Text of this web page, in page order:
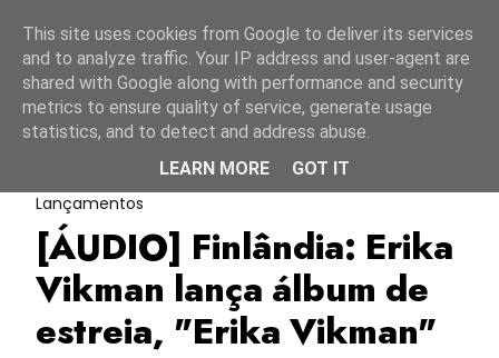
Erika Vikman Finlândia
Novos
Lançamentos
[ÁUDIO] Finlândia: Erika
Vikman lança álbum de
estreia, "Erika Vikman"
This site uses cookies from Google to deliver its services
and to analyze traffic. Your IP address and user-agent are
shared with Google along with performance and security
metrics to ensure quality of service, generate usage
statistics, and to detect and address abuse.
LEARN MORE
GOT IT